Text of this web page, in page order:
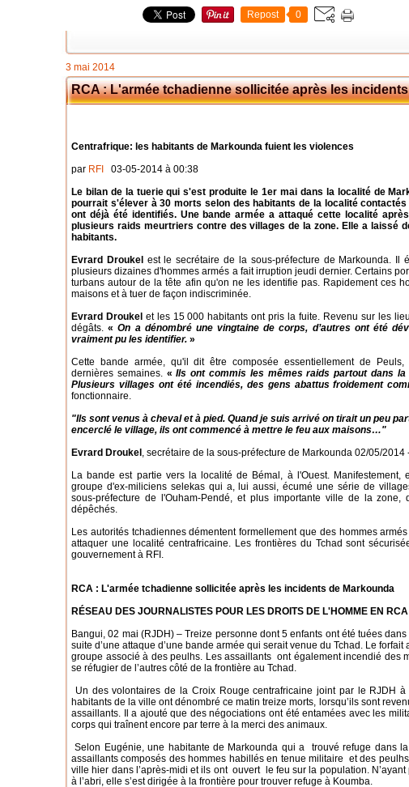
Repost 0
3 mai 2014
RCA : L'armée tchadienne sollicitée après les
Centrafrique: les habitants de Markounda fuient les violences
par RFI
03-05-2014 à 00:38
Le bilan de la tuerie qui s'est produite le 1er mai dans la localité de
pourrait s'élever à 30 morts selon des habitants de la localité
ont déjà été identifiés. Une bande armée a attaqué cette localité
plusieurs raids meurtriers contre des villages de la zone. Elle a laissé
habitants.
Evrard Droukel est le secrétaire de la sous-préfecture de Markounda. Il
plusieurs dizaines d'hommes armés a fait irruption jeudi dernier. Certains
turbans autour de la tête afin qu'on ne les identifie pas. Rapidement ces
maisons et à tuer de façon indiscriminée.
Evrard Droukel et les 15 000 habitants ont pris la fuite. Revenu sur les
dégâts.«On a dénombré une vingtaine de corps, d’autres ont été
vraiment pu les identifier. »
Cette bande armée, qu'il dit être composée essentiellement de
dernières semaines. « Ils ont commis les mêmes raids partout dans la
Plusieurs villages ont été incendiés, des gens abattus froidement
fonctionnaire.
"Ils sont venus à cheval et à pied. Quand je suis arrivé on tirait un peu
encerclé le village, ils ont commencé à mettre le feu aux maisons…"
Evrard Droukel , secrétaire de la sous-préfecture de Markounda 02/05/2014
La bande est partie vers la localité de Bémal, à l'Ouest. Manifestement,
groupe d'ex-miliciens selekas qui a, lui aussi, écumé une série de
sous-préfecture de l'Ouham-Pendé, et plus importante ville de la
dépêchés.
Les autorités tchadiennes démentent formellement que des hommes
attaquer une localité centrafricaine. Les frontières du Tchad sont
gouvernement à RFI.
RCA : L'armée tchadienne sollicitée après les incidents de Markounda
RÉSEAU DES JOURNALISTES POUR LES DROITS DE L'HOMME EN RCA
Bangui, 02 mai (RJDH) – Treize personne dont 5 enfants ont été tuées
suite d’une attaque d’une bande armée qui serait venue du Tchad. Le
groupe associé à des peulhs. Les assaillants ont également incendié des
se réfugier de l’autres côté de la frontière au Tchad.
Un des volontaires de la Croix Rouge centrafricaine joint par le RJDH
habitants de la ville ont dénombré ce matin treize morts, lorsqu’ils sont
assaillants. Il a ajouté que des négociations ont été entamées avec les
corps qui traînent encore par terre à la merci des animaux.
Selon Eugénie, une habitante de Markounda qui a trouvé refuge dans
assaillants composés des hommes habillés en tenue militaire et des
ville hier dans l’après-midi et ils ont ouvert le feu sur la population.
à l’abri, elle s’est dirigée à la frontière pour trouver refuge à Koumba.